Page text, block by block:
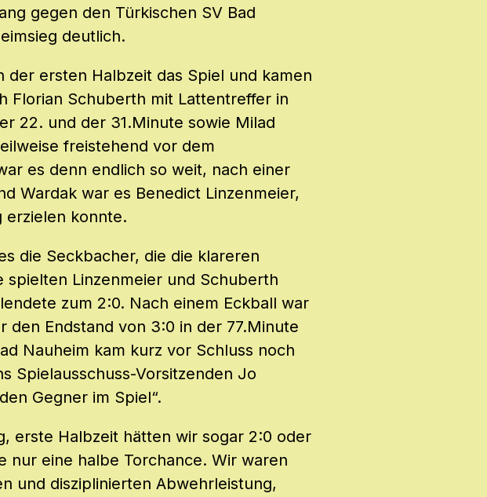
gegen den Türkischen SV Bad
deutlich.
ersten Halbzeit das Spiel und kamen
Florian Schuberth mit Lattentreffer in
22. und der 31.Minute sowie Milad
freistehend vor dem
es denn endlich so weit, nach einer
Wardak war es Benedict Linzenmeier,
erzielen konnte.
die Seckbacher, die die klareren
Linzenmeier und Schuberth
zum 2:0. Nach einem Eckball war
den Endstand von 3:0 in der 77.Minute
Nauheim kam kurz vor Schluss noch
Spielausschuss-Vorsitzenden Jo
Gegner im Spiel“.
erste Halbzeit hätten wir sogar 2:0 oder
eine halbe Torchance. Wir waren
und disziplinierten Abwehrleistung,